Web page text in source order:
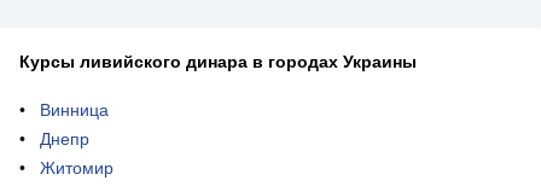
Курсы ливийского динара в городах Украины
Винница
Днепр
Житомир